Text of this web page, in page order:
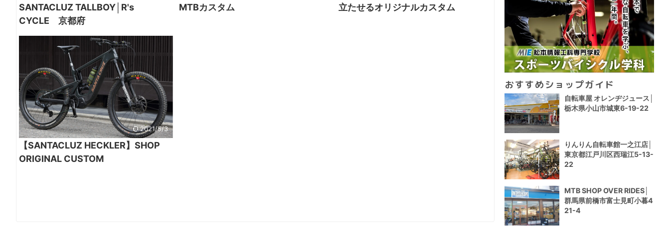
SANTACLUZ TALLBOY│R's
CYCLE 京都府
MTBカスタム
立たせるオリジナルカスタム
2021/5/3
【SANTACLUZ HECKLER】SHOP
ORIGINAL CUSTOM
おすすめショップガイド
自転車屋 オレンヂジュース│
栃木県小山市城東6-19-22
りんりん自転車館一之江店│
東京都江戸川区西瑞江5-13-
22
MTB SHOP OVER RIDES│
群馬県前橋市富士見町小暮4
21-4